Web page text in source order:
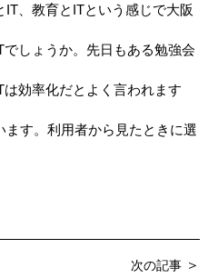
、教育とITという感じで大阪
しょうか。先日もある勉強会
効率化だとよく言われます
す。利用者から見たときに選
次の記事 ＞